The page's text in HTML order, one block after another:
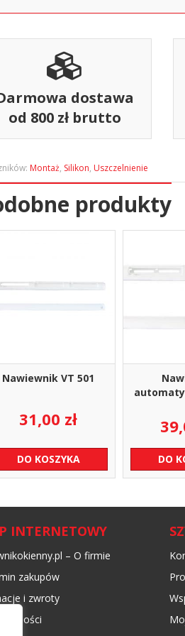
dostawa
od 800 zł brutto
Montaż, Silikon, Uszczelnienie
produkty
Nawiewnik VT 501
31,00 zł
DO KOSZYKA DO
INTERNETOWY
– O firmie
zakupów
i zwroty